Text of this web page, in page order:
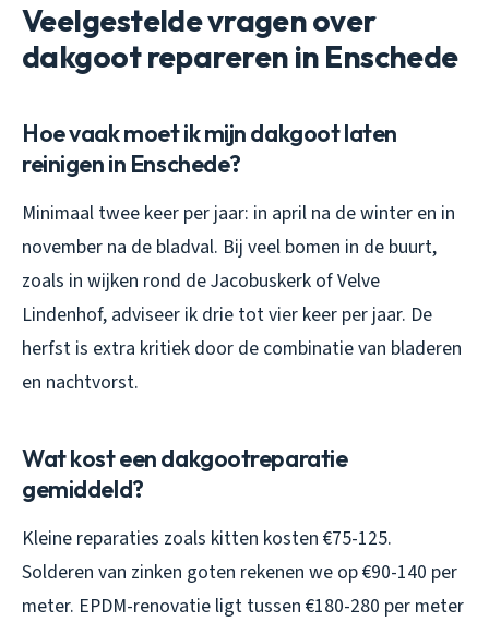
Veelgestelde vragen over
dakgoot repareren in Enschede
Hoe vaak moet ik mijn dakgoot laten
reinigen in Enschede?
Minimaal twee keer per jaar: in april na de winter en in
november na de bladval. Bij veel bomen in de buurt,
zoals in wijken rond de Jacobuskerk of Velve
Lindenhof, adviseer ik drie tot vier keer per jaar. De
herfst is extra kritiek door de combinatie van bladeren
en nachtvorst.
Wat kost een dakgootreparatie
gemiddeld?
Kleine reparaties zoals kitten kosten €75-125.
Solderen van zinken goten rekenen we op €90-140 per
meter. EPDM-renovatie ligt tussen €180-280 per meter